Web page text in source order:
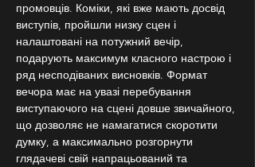
промовців. Коміки, які вже мають досвід
виступів, пройшли низку сцен і
налаштовані на потужний вечір,
подарують максимум класного настрою і
ряд несподіваних висновків. Формат
вечора має на увазі перебування
виступаючого на сцені довше звичайного,
що дозволяє не намагатися скоротити
думку, а максимально розгорнути
глядачеві свій напрацьований та